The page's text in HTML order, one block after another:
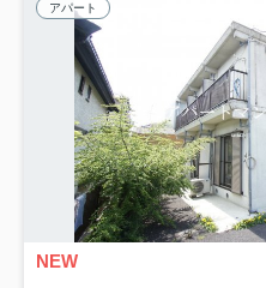
アパート
NEW